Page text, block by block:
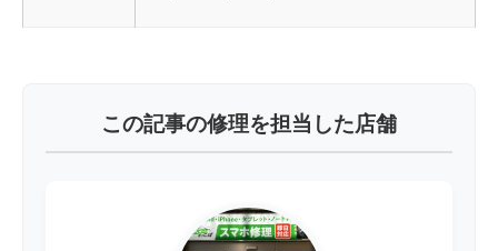
この記事の修理を担当した店舗